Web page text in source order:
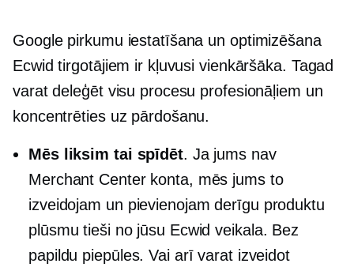
Google pirkumu iestatīšana un optimizēšana
Ecwid tirgotājiem ir kļuvusi vienkāršāka. Tagad
varat deleģēt visu procesu profesionāļiem un
koncentrēties uz pārdošanu.
Mēs liksim tai spīdēt. Ja jums nav
Merchant Center konta, mēs jums to
izveidojam un pievienojam derīgu produktu
plūsmu tieši no jūsu Ecwid veikala. Bez
papildu piepūles. Vai arī varat izveidot